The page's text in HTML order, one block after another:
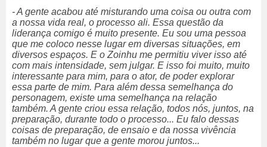
- A gente acabou até misturando uma coisa ou outra com
a nossa vida real, o processo ali. Essa questão da
liderança comigo é muito presente. Eu sou uma pessoa
que me coloco nesse lugar em diversas situações, em
diversos espaços. E o Zoinhu me permitiu viver isso até
com mais intensidade, sem julgar. E isso foi muito, muito
interessante para mim, para o ator, de poder explorar
essa parte de mim. Para além dessa semelhança do
personagem, existe uma semelhança na relação
também. A gente criou essa relação, todos nós, juntos, na
preparação, durante todo o processo... Eu falo dessas
coisas de preparação, de ensaio e da nossa vivência
também no lugar que a gente morou juntos...